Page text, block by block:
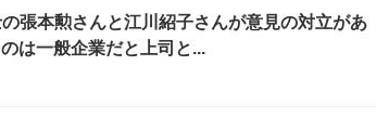
張本勲さんと江川紹子さんが意見の対立があ
は一般企業だと上司と...